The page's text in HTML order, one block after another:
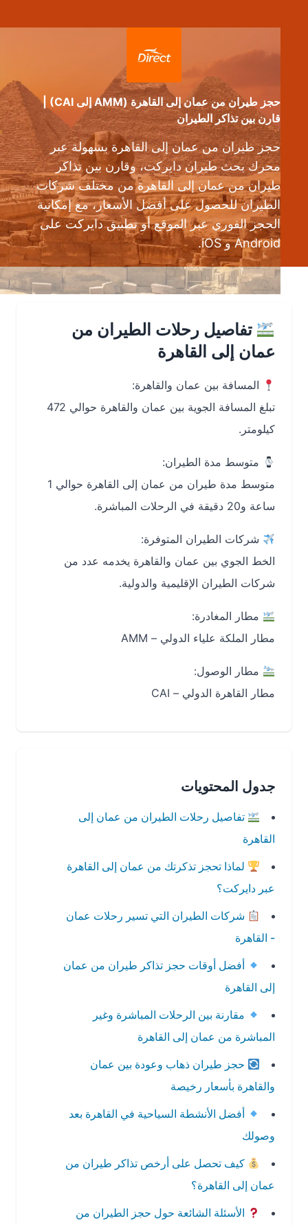
حجز طيران من عمان إلى القاهرة (AMM إلى CAI) |
قارن بين تذاكر الطيران
حجز طيران من عمان إلى القاهرة بسهولة عبر
محرك بحث طيران دايركت، وقارن بين تذاكر
طيران من عمان إلى القاهرة من مختلف شركات
الطيران للحصول على أفضل الأسعار، مع إمكانية
الحجز الفوري عبر الموقع أو تطبيق دايركت على
Android و iOS.
تفاصيل رحلات الطيران من
عمان إلى القاهرة
المسافة بين عمان والقاهرة:
تبلغ المسافة الجوية بين عمان والقاهرة حوالي 472
كيلومتر.
متوسط مدة الطيران:
متوسط مدة طيران من عمان إلى القاهرة حوالي 1
ساعة و20 دقيقة في الرحلات المباشرة.
شركات الطيران المتوفرة:
الخط الجوي بين عمان والقاهرة يخدمه عدد من
شركات الطيران الإقليمية والدولية.
مطار المغادرة:
مطار الملكة علياء الدولي – AMM
مطار الوصول:
مطار القاهرة الدولي – CAI
جدول المحتويات
تفاصيل رحلات الطيران من عمان إلى
القاهرة
لماذا تحجز تذكرتك من عمان إلى القاهرة
عبر دايركت؟
شركات الطيران التي تسير رحلات عمان
- القاهرة
أفضل أوقات حجز تذاكر طيران من عمان
إلى القاهرة
مقارنة بين الرحلات المباشرة وغير
المباشرة من عمان إلى القاهرة
حجز طيران ذهاب وعودة بين عمان
والقاهرة بأسعار رخيصة
أفضل الأنشطة السياحية في القاهرة بعد
وصولك
كيف تحصل على أرخص تذاكر طيران من
عمان إلى القاهرة؟
الأسئلة الشائعة حول حجز الطيران من